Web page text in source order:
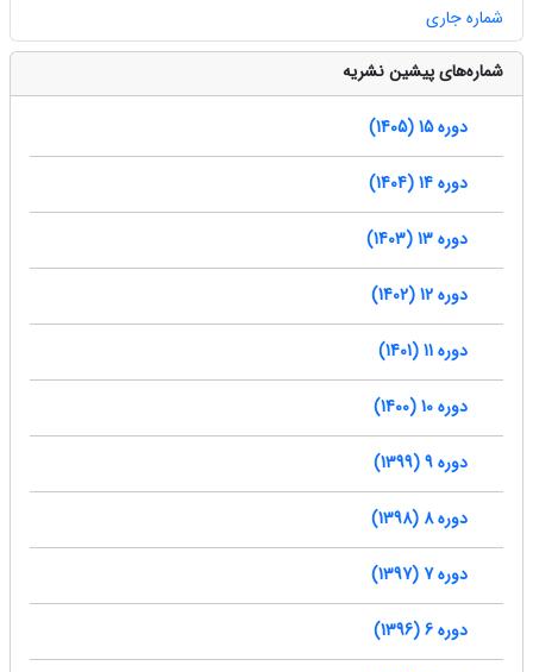
شماره جاری
شماره‌های پیشین نشریه
دوره 15 (1405)
دوره 14 (1404)
دوره 13 (1403)
دوره 12 (1402)
دوره 11 (1401)
دوره 10 (1400)
دوره 9 (1399)
دوره 8 (1398)
دوره 7 (1397)
دوره 6 (1396)